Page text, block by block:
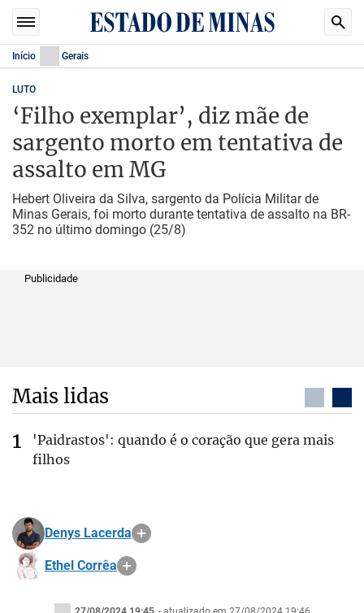
Início Gerais
LUTO
‘Filho exemplar’, diz mãe de
sargento morto em tentativa de
assalto em MG
Hebert Oliveira da Silva, sargento da Polícia Militar de
Minas Gerais, foi morto durante tentativa de assalto na BR-
352 no último domingo (25/8)
Publicidade
Mais lidas
'Paidrastos': quando é o coração que gera mais
filhos
Denys Lacerda
Ethel Corrêa